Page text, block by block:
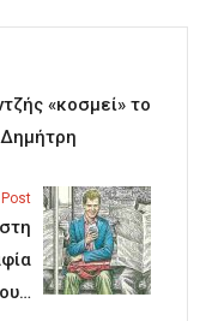
«κοσμεί» το
Post